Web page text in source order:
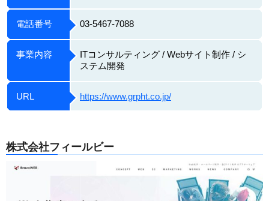
電話番号 03-5467-7088
事業内容
ITコンサルティング / Webサイト制作 / シ
ステム開発
URL https://www.grpht.co.jp/
株式会社フィールビー